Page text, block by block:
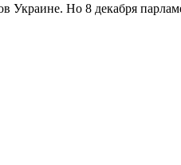
Украине. Но 8 декабря